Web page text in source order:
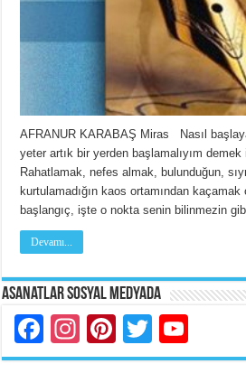
AFRANUR KARABAŞ Miras Nasıl
yeter artık bir yerden başlamalıyım demek
Rahatlamak, nefes almak, bulunduğun,
kurtulamadığın kaos ortamından kaçamak
başlangıç, işte o nokta senin bilinmezin
Devamı...
Asanatlar Sosyal Medyada
Facebook
Instagram
Pinterest
Twitter